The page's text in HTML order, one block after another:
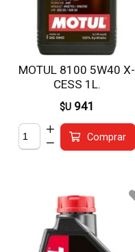
MOTUL 8100 5W40 X-
CESS 1L.
$U 941
Comprar